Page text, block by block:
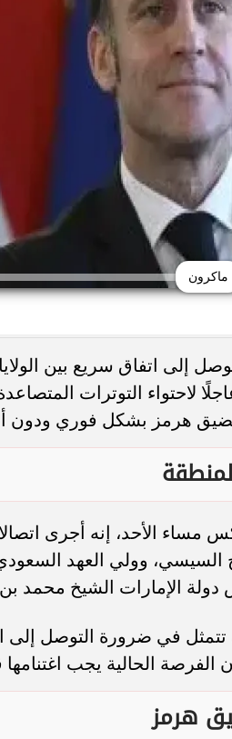
ماكرون
إلى اتفاق سريع بين
لاحتواء التوترات
مضيق هرمز بشكل فوري
مساء الأحد، إنه أجرى
السيسي، وولي العهد
الإمارات الشيخ محمد بن
تتمثل في ضرورة التوصل
الحالية يجب اغتنامها
هرمز
الأوبر